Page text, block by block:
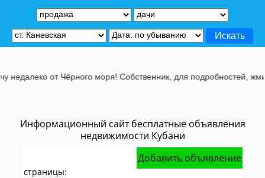
Информационный сайт бесплатные объявления
недвижимости Кубани
Добавить объявление
страницы:
от Чёрного моря! Собственник, для подробностей,